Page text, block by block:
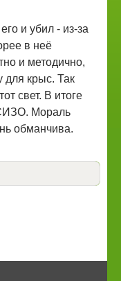
и убил - из-за
в неё
и методично,
для крыс. Так
свет. В итоге
Мораль
обманчива.